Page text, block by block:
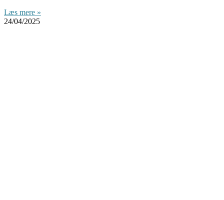
Læs mere »
24/04/2025